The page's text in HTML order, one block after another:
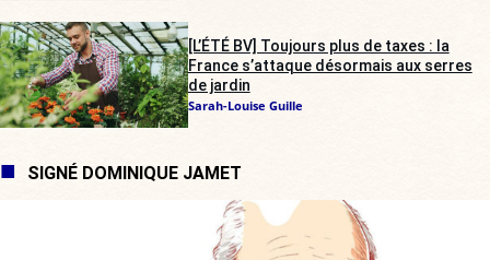
[L’ÉTÉ BV] Toujours plus de taxes : la
France s’attaque désormais aux serres
de jardin
Sarah-Louise Guille
SIGNÉ DOMINIQUE JAMET